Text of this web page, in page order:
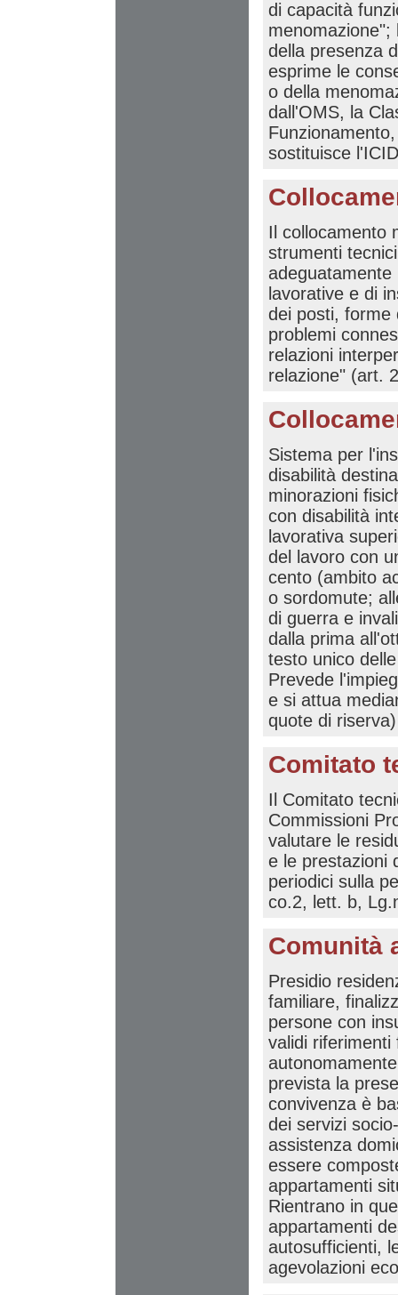
di capacità
menomazione";
della presenza
esprime le
o della
dall'OMS, la
sostituisce
Il collocamento
strumenti
adeguatamente
lavorative e di
dei posti, forme
problemi
relazioni
relazione" (art.
Sistema per
disabilità
minorazioni
con disabilità
lavorativa
del lavoro con
cento (ambito
o sordomute;
di guerra e
dalla prima
testo unico
Prevede
e si attua
quote di
Comitato
Il Comitato
Commissioni
valutare le
e le prestazioni
periodici sulla
co.2, lett. b,
Comunità
Presidio
familiare,
persone con
validi riferimenti
prevista la
convivenza è
dei servizi
assistenza
essere
appartamenti
Rientrano in
appartamenti
autosufficienti,
agevolazioni